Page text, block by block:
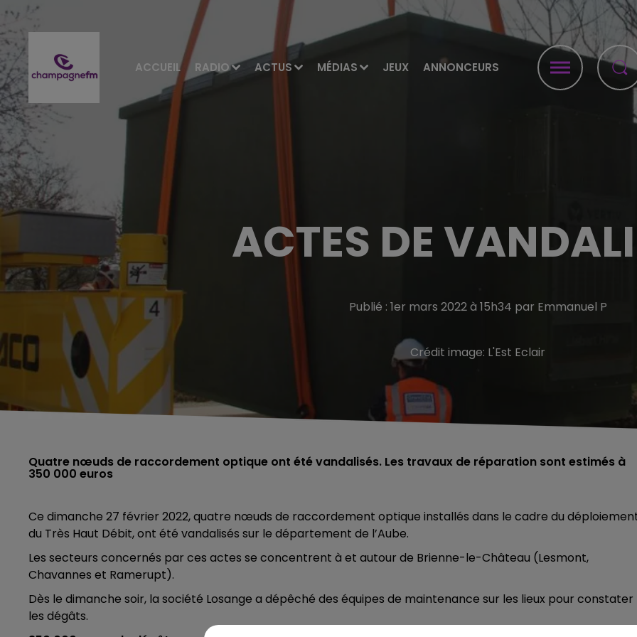
ACCUEIL RADIO ACTUS MÉDIAS JEUX ANNONCEURS
ACTES DE
Publié : 1er mars 2022 à 15h34 par Emmanuel P
Crédit image: L'Est Eclair
Quatre nœuds de raccordement optique ont été vandalisés. Les travaux de réparation sont estimés à
350 000 euros
Ce dimanche 27 février 2022, quatre nœuds de raccordement optique installés dans le cadre du
du Très Haut Débit, ont été vandalisés sur le département de l’Aube.
Les secteurs concernés par ces actes se concentrent à et autour de Brienne-le-Château (Lesmont,
Chavannes et Ramerupt).
Dès le dimanche soir, la société Losange a dépêché des équipes de maintenance sur les lieux pour constater
les dégâts.